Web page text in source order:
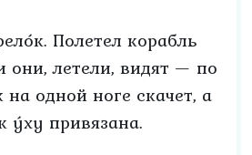
Полетел корабль
они, летели, видят — по
на одной ноге скачет, а
у́ху привязана.